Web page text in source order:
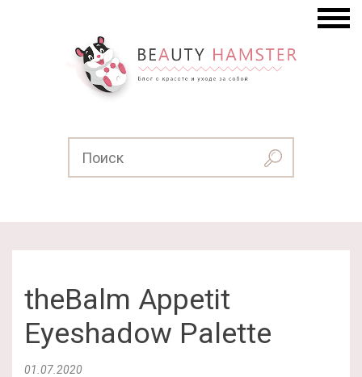
theBalm Appetit
Eyeshadow Palette
01.07.2020